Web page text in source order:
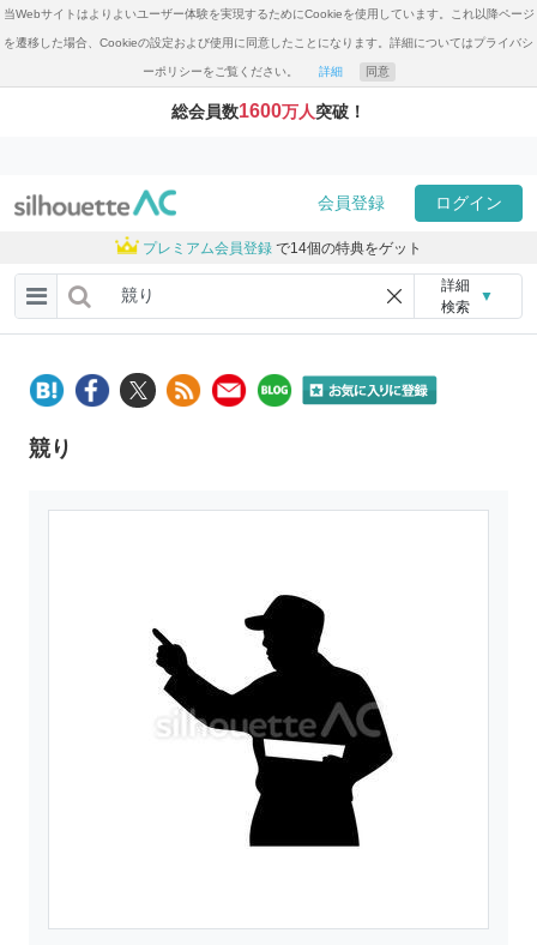
当Webサイトはよりよいユーザー体験を実現するためにCookieを使用しています。これ以降ページ
を遷移した場合、Cookieの設定および使用に同意したことになります。詳細についてはプライバシ
ーポリシーをご覧ください。 詳細 同意
総会員数1600万人突破！
会員登録 ログイン
プレミアム会員登録 で14個の特典をゲット
詳細
検索
▼
競り